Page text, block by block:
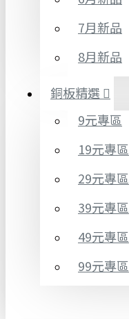
7月新品
8月新品
銅板精選
9元專區
19元專區
29元專區
39元專區
49元專區
99元專區